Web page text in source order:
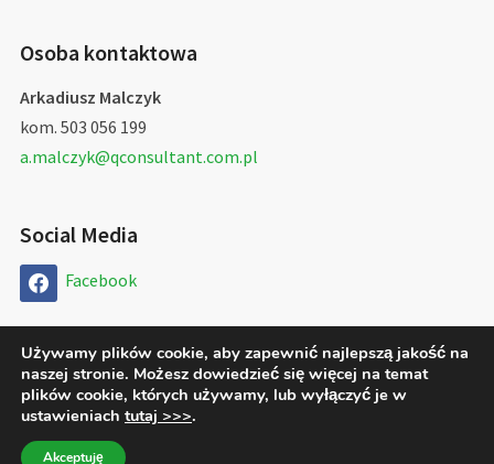
Osoba kontaktowa
Arkadiusz Malczyk
kom. 503 056 199
a.malczyk@qconsultant.com.pl
Social Media
Facebook
Copyright © 2026 QConsultant Arkadiusz Malczyk
Używamy plików cookie, aby zapewnić najlepszą jakość na
naszej stronie. Możesz dowiedzieć się więcej na temat
plików cookie, których używamy, lub wyłączyć je w
ustawieniach tutaj >>>.
Akceptuję